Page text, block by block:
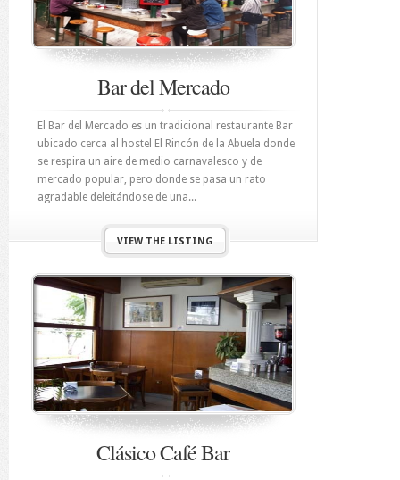
Bar del Mercado
El Bar del Mercado es un tradicional restaurante Bar
ubicado cerca al hostel El Rincón de la Abuela donde
se respira un aire de medio carnavalesco y de
mercado popular, pero donde se pasa un rato
agradable deleitándose de una...
VIEW THE LISTING
Clásico Café Bar